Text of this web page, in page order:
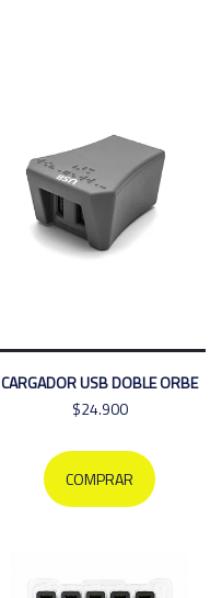
CARGADOR USB DOBLE ORBE
$24.900
COMPRAR